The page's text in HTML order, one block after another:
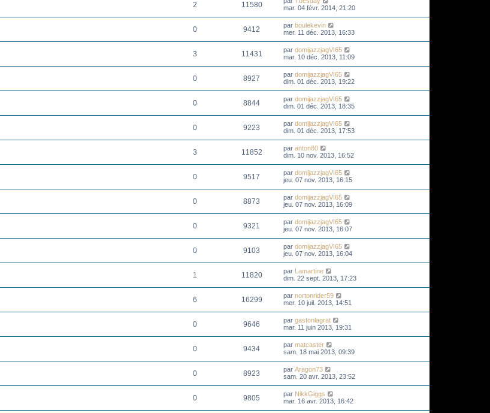
2 11580
mar. 04 févr. 2014, 21:20
0 9412 par boulekevin
mer. 11 déc. 2013, 16:33
3 11431 par domijazzjagVI65
mar. 10 déc. 2013, 11:09
0 8927 par domijazzjagVI65
dim. 01 déc. 2013, 19:22
0 8844 par domijazzjagVI65
dim. 01 déc. 2013, 18:35
0 9223 par domijazzjagVI65
dim. 01 déc. 2013, 17:53
3 11852 par anton80
dim. 10 nov. 2013, 16:52
0 9517 par domijazzjagVI65
jeu. 07 nov. 2013, 16:15
0 8873 par domijazzjagVI65
jeu. 07 nov. 2013, 16:09
0 9321 par domijazzjagVI65
jeu. 07 nov. 2013, 16:07
0 9103 par domijazzjagVI65
jeu. 07 nov. 2013, 16:04
1 11820 par Lamartine
dim. 22 sept. 2013, 17:23
6 16299 par nortonrider59
mer. 10 juil. 2013, 14:51
0 9646 par gastonlagrat
mar. 11 juin 2013, 19:31
0 9434 par matcaster
sam. 18 mai 2013, 09:39
0 8923 par Aragon73
sam. 20 avr. 2013, 23:52
0 9805 par NikkGiggs
mar. 16 avr. 2013, 16:42